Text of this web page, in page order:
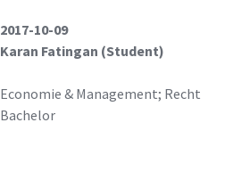
2017-10-09
Karan Fatingan (Student)
Economie & Management; Recht
Bachelor